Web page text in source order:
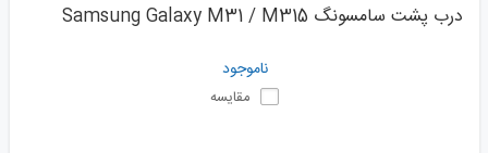
درب پشت سامسونگ Samsung Galaxy M31 / M315
ناموجود
مقایسه